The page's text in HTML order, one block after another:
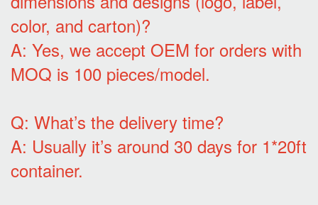
color, and carton)?
A: Yes, we accept OEM for orders with
MOQ is 100 pieces/model.
Q: What’s the delivery time?
A: Usually it’s around 30 days for 1*20ft
container.